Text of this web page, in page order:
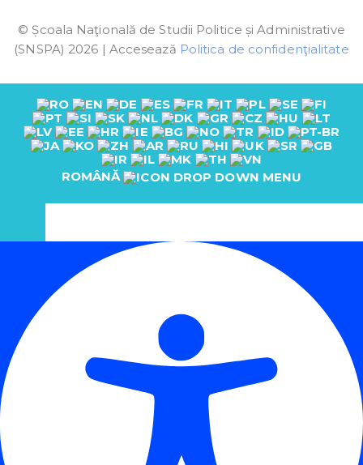
© Școala Naţională de Studii Politice și Administrative
(SNSPA) 2026 | Accesează Politica de confidenţialitate
ROMÂNĂ